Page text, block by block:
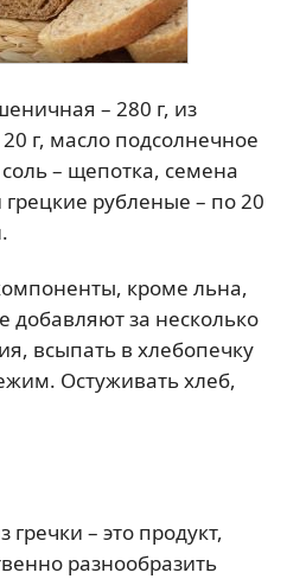
– 280 г, из
20 г, масло подсолнечное
– щепотка, семена
рубленые – по 20
кроме льна,
добавляют за несколько
всыпать в хлебопечку
Остуживать хлеб,
– это продукт,
разнообразить